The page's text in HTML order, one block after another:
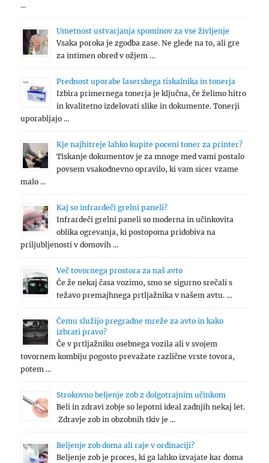
…
Umetnost ustvarjanja spominov za vse življenje
Vsaka poroka je zgodba zase. Ne glede na to, ali gre
za intimen obred v ožjem …
Prednost uporabe laserskega tiskalnika in tonerja
Izbira primernega tonerja je ključna, če želimo hitro
in kvalitetno izdelovati slike in dokumente. Tonerji
uporabljajo …
Kje najhitreje lahko kupite poceni toner za printer?
Tiskanje dokumentov je za mnoge med vami postalo
povsem vsakodnevno opravilo, ki vam sicer vzame
malo …
Kaj so infrardeči grelni paneli?
Infrardeči grelni paneli so moderna in učinkovita
oblika ogrevanja, ki postopoma pridobiva na
priljubljenosti v domovih …
Več tovornega prostora za naš avto
Če že nekaj časa vozimo, smo se sigurno srečali s
težavo premajhnega prtljažnika v našem avtu. …
Čemu služijo pregradne mreže za avto in kako
izbrati pravo?
Če v prtljažniku osebnega vozila ali v svojem
tovornem kombiju pogosto prevažate različne vrste tovora,
potem …
Strokovno beljenje zob z dolgotrajnim učinkom
Beli in zdravi zobje so lepotni ideal zadnjih nekaj let.
Zdravje zob in obzobnih tkiv je …
Beljenje zob doma ali raje v ordinaciji?
Beljenje zob je proces, ki ga lahko izvajate kar doma